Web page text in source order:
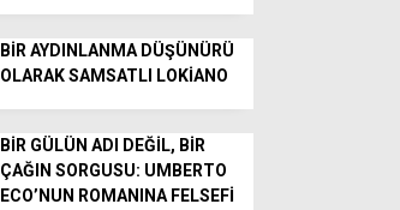
BİR AYDINLANMA DÜŞÜNÜRÜ
OLARAK SAMSATLI LOKİANO
BİR GÜLÜN ADI DEĞİL, BİR
ÇAĞIN SORGUSU: UMBERTO
ECO’NUN ROMANINA FELSEFİ